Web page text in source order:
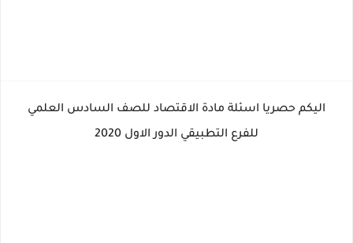
اليكم حصريا اسئلة مادة الاقتصاد للصف السادس العلمي
للفرع التطبيقي الدور الاول 2020